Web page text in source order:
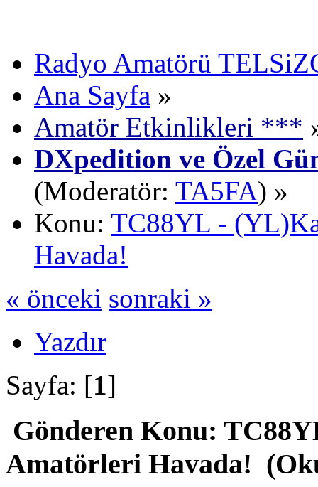
Radyo Amatörü
Ana Sayfa »
Amatör Etkinlikleri ***
DXpedition ve Özel
(Moderatör: TA5FA) »
Konu: TC88YL -
Havada!
« önceki sonraki »
Yazdır
Sayfa: [1]
Gönderen Konu:
Amatörleri Havada!